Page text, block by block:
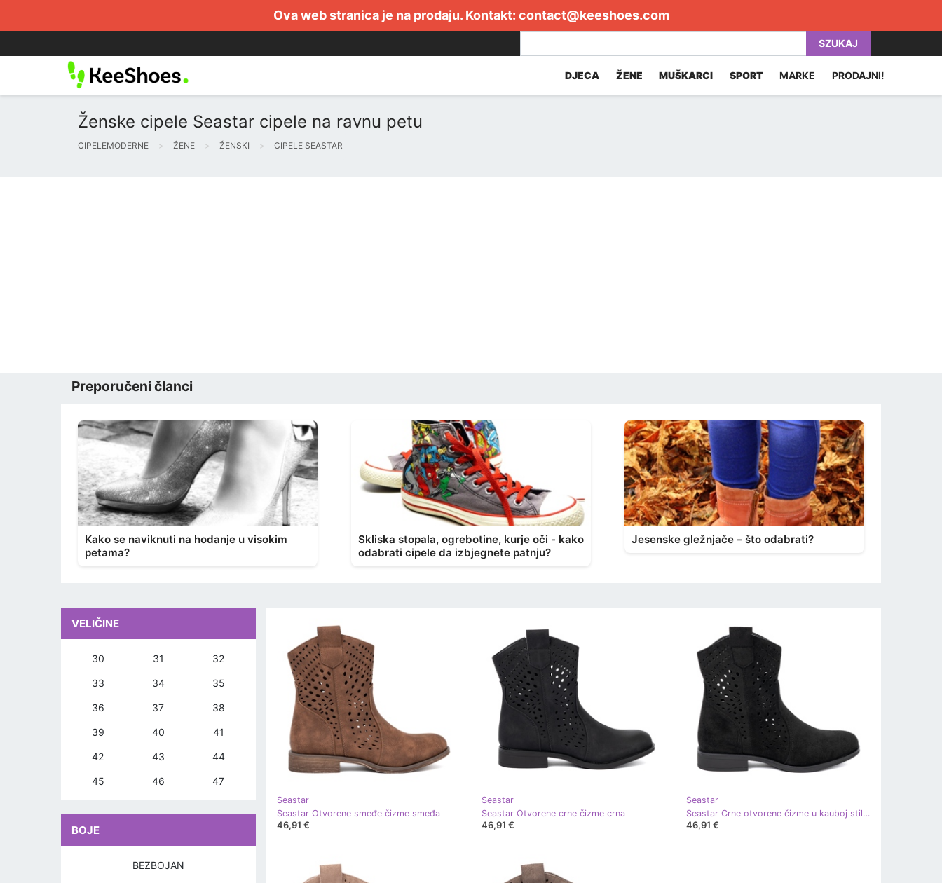
Ova web stranica je na prodaju. Kontakt: contact@keeshoes.com
SZUKAJ
DJECA ŽENE MUŠKARCI SPORT MARKE PRODAJNI!
Ženske cipele Seastar cipele na ravnu petu
CIPELEMODERNE ŽENE ŽENSKI CIPELE SEASTAR
Preporučeni članci
Kako se naviknuti na hodanje u visokim
petama?
Skliska stopala, ogrebotine, kurje oči - kako
odabrati cipele da izbjegnete patnju?
Jesenske gležnjače – što odabrati?
Seastar
Seastar Otvorene smeđe čizme smeđa
46,91 €
Seastar
Seastar Otvorene crne čizme crna
46,91 €
Seastar
Seastar Crne otvorene čizme u kauboj stilu crna
46,91 €
VELIČINE
30 31 32
33 34 35
36 37 38
39 40 41
42 43 44
45 46 47
BOJE
BEZBOJAN